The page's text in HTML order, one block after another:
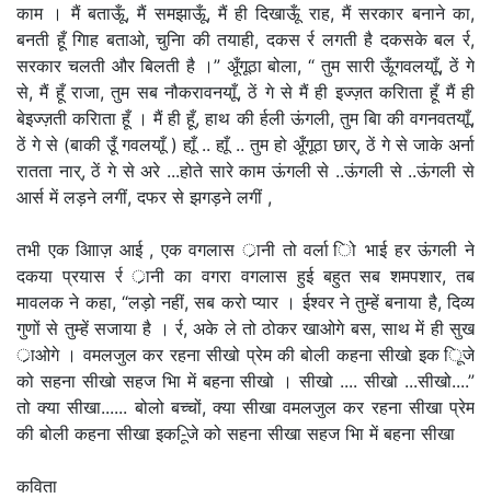
काम । मैं बताऊूँ, मैं समझाऊूँ, मैं ही दिखाऊूँ राह, मैं सरकार बनाने का,
बनती हूँ गिाह बताओ, चुनाि की तयाही, दकस र्र लगती है दकसके बल र्र,
सरकार चलती और बिलती है ।” अूँगूठा बोला, “ तुम सारी ऊूँगवलयाूँ, ठें गे
से, मैं हूँ राजा, तुम सब नौकरावनयाूँ, ठें गे से मैं ही इज्ज़त करिाता हूँ मैं ही
बेइज्ज़ती करिाता हूँ । मैं ही हूँ, हाथ की र्हली ऊंगली, तुम बाि की वगनवतयाूँ,
ठें गे से (बाकी उूँ गवलयाूँ ) हाूँ .. हाूँ .. तुम हो अूँगूठा छार्, ठें गे से जाके अर्ना
रातता नार्, ठें गे से अरे ...होते सारे काम ऊंगली से ..ऊंगली से ..ऊंगली से
आर्स में लड़ने लगीं, दफर से झगड़ने लगीं ,
तभी एक आिाज़ आई , एक वगलास र्ानी तो वर्ला िो भाई हर ऊंगली ने
दकया प्रयास र्र र्ानी का वगरा वगलास हुई बहुत सब शमपशार, तब
मावलक ने कहा, “लड़ो नहीं, सब करो प्यार । ईश्वर ने तुम्हें बनाया है, दिव्य
गुणों से तुम्हें सजाया है । र्र, अके ले तो ठोकर खाओगे बस, साथ में ही सुख
र्ाओगे । वमलजुल कर रहना सीखो प्रेम की बोली कहना सीखो इक िूजे
को सहना सीखो सहज भाि में बहना सीखो । सीखो .... सीखो ...सीखो....”
तो क्या सीखा...... बोलो बच्चों, क्या सीखा वमलजुल कर रहना सीखा प्रेम
की बोली कहना सीखा इक-िूजे को सहना सीखा सहज भाि में बहना सीखा
कविता